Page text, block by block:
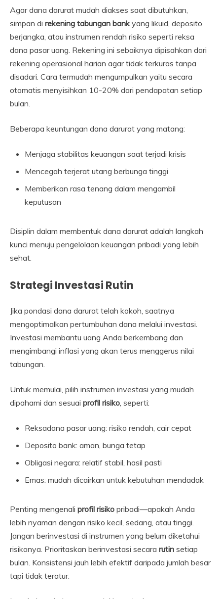
Agar dana darurat mudah diakses saat dibutuhkan,
simpan di rekening tabungan bankyang likuid, deposito
berjangka, atau instrumen rendah risiko seperti reksa
dana pasar uang. Rekening ini sebaiknya dipisahkan dari
rekening operasional harian agar tidak terkuras tanpa
disadari. Cara termudah mengumpulkan yaitu secara
otomatis menyisihkan 10-20% dari pendapatan setiap
bulan.
Beberapa keuntungan dana darurat yang matang:
Menjaga stabilitas keuangan saat terjadi krisis
Mencegah terjerat utang berbunga tinggi
Memberikan rasa tenang dalam mengambil
keputusan
Disiplin dalam membentuk dana darurat adalah langkah
kunci menuju pengelolaan keuangan pribadi yang lebih
sehat.
Strategi Investasi Rutin
Jika pondasi dana darurat telah kokoh, saatnya
mengoptimalkan pertumbuhan dana melalui investasi.
Investasi membantu uang Anda berkembang dan
mengimbangi inflasi yang akan terus menggerus nilai
tabungan.
Untuk memulai, pilih instrumen investasi yang mudah
dipahami dan sesuai profil risiko , seperti:
Reksadana pasar uang: risiko rendah, cair cepat
Deposito bank: aman, bunga tetap
Obligasi negara: relatif stabil, hasil pasti
Emas: mudah dicairkan untuk kebutuhan mendadak
Penting mengenali profil risiko pribadi—apakah Anda
lebih nyaman dengan risiko kecil, sedang, atau tinggi.
Jangan berinvestasi di instrumen yang belum diketahui
risikonya. Prioritaskan berinvestasi secara rutin setiap
bulan. Konsistensi jauh lebih efektif daripada jumlah besar
tapi tidak teratur.